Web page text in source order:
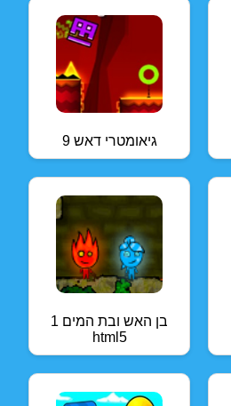
גיאומטרי דאש 9
בן האש ובת המים 1
html5